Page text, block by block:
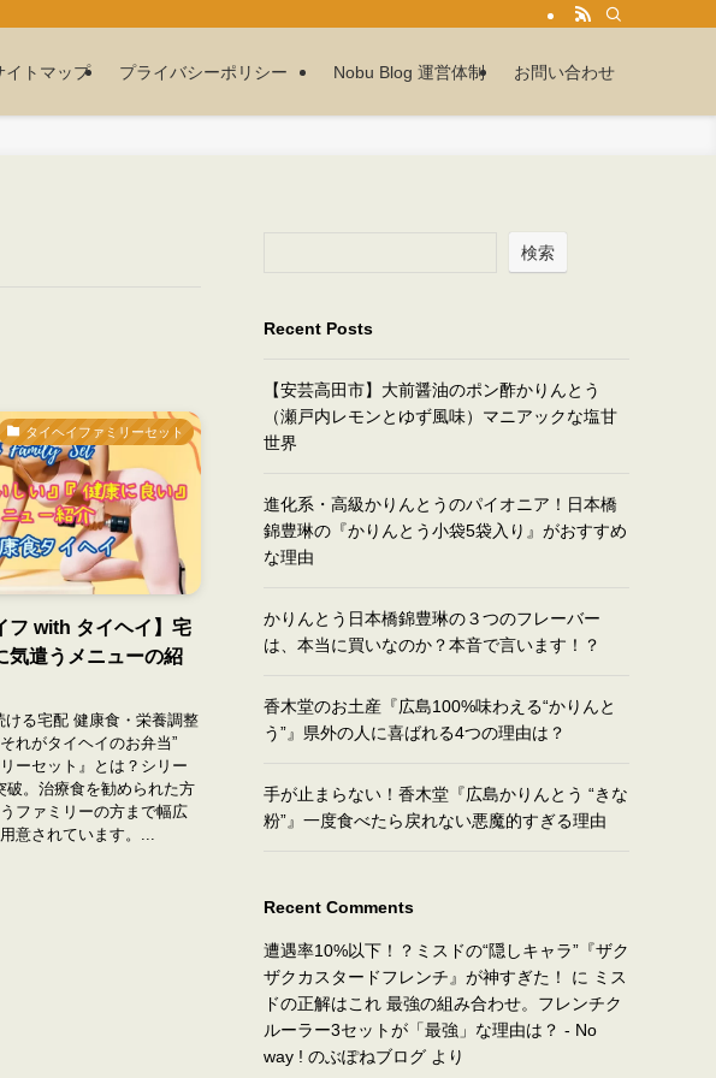
イトマップ プライバシーポリシー Nobu Blog 運営体制 お問い合わせ
タイヘイファミリーセット
フ with タイヘイ】宅
遣うメニューの紹
ける宅配 健康食・栄養調整
れがタイヘイのお弁当”
ーセット』とは？シリー
破。治療食を勧められた方
ファミリーの方まで幅広
意されています。...
検索
Recent Posts
【安芸高田市】大前醤油のポン酢かりんとう
（瀬戸内レモンとゆず風味）マニアックな塩甘
世界
進化系・高級かりんとうのパイオニア！日本橋
錦豊琳の『かりんとう小袋5袋入り』がおすすめ
な理由
かりんとう日本橋錦豊琳の３つのフレーバー
は、本当に買いなのか？本音で言います！？
香木堂のお土産『広島100%味わえる“かりんと
う”』県外の人に喜ばれる4つの理由は？
手が止まらない！香木堂『広島かりんとう “きな
粉”』一度食べたら戻れない悪魔的すぎる理由
Recent Comments
遭遇率10%以下！？ミスドの“隠しキャラ”『ザク
ザクカスタードフレンチ』が神すぎた！
に ミス
ドの正解はこれ 最強の組み合わせ。フレンチク
ルーラー3セットが「最強」な理由は？ - No
way ! のぶぽねブログ より